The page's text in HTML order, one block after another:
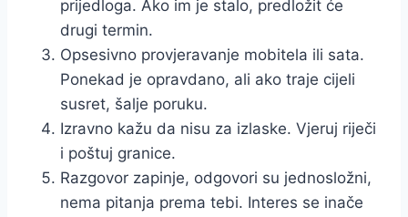
prijedloga. Ako im je stalo, predložit će
drugi termin.
Opsesivno provjeravanje mobitela ili sata.
Ponekad je opravdano, ali ako traje cijeli
susret, šalje poruku.
Izravno kažu da nisu za izlaske. Vjeruj riječi
i poštuj granice.
Razgovor zapinje, odgovori su jednosložni,
nema pitanja prema tebi. Interes se inače